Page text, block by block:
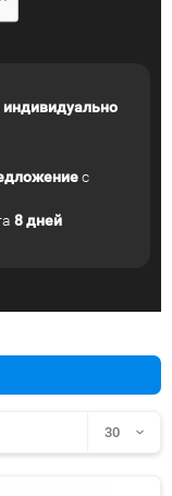
индивидуально
с
8 дней
30